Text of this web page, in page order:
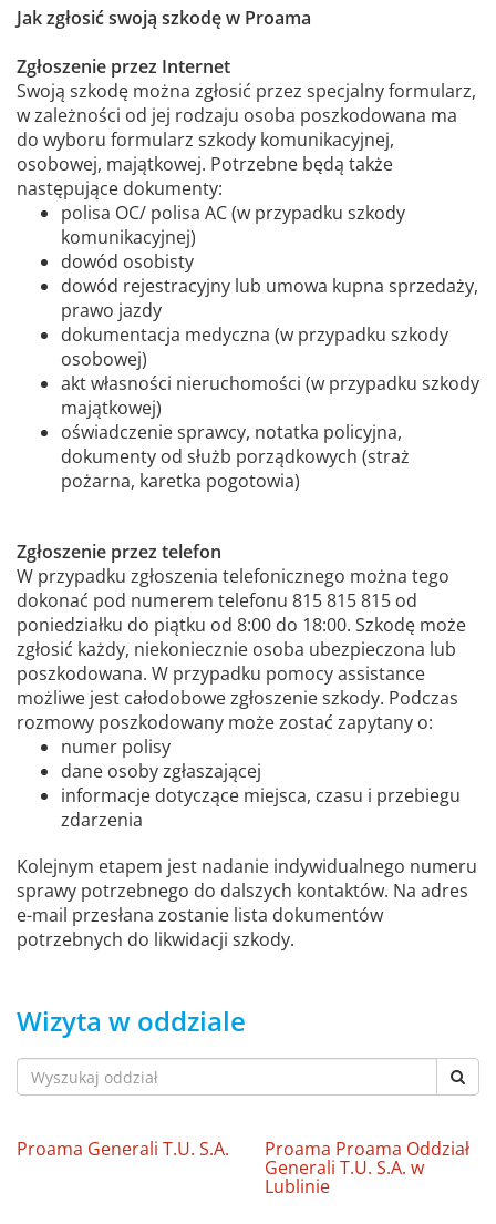
Jak zgłosić swoją szkodę w Proama
Zgłoszenie przez Internet
Swoją szkodę można zgłosić przez specjalny formularz,
w zależności od jej rodzaju osoba poszkodowana ma
do wyboru formularz szkody komunikacyjnej,
osobowej, majątkowej. Potrzebne będą także
następujące dokumenty:
polisa OC/ polisa AC (w przypadku szkody
komunikacyjnej)
dowód osobisty
dowód rejestracyjny lub umowa kupna sprzedaży,
prawo jazdy
dokumentacja medyczna (w przypadku szkody
osobowej)
akt własności nieruchomości (w przypadku szkody
majątkowej)
oświadczenie sprawcy, notatka policyjna,
dokumenty od służb porządkowych (straż
pożarna, karetka pogotowia)
Zgłoszenie przez telefon
W przypadku zgłoszenia telefonicznego można tego
dokonać pod numerem telefonu 815 815 815 od
poniedziałku do piątku od 8:00 do 18:00. Szkodę może
zgłosić każdy, niekoniecznie osoba ubezpieczona lub
poszkodowana. W przypadku pomocy assistance
możliwe jest całodobowe zgłoszenie szkody. Podczas
rozmowy poszkodowany może zostać zapytany o:
numer polisy
dane osoby zgłaszającej
informacje dotyczące miejsca, czasu i przebiegu
zdarzenia
Kolejnym etapem jest nadanie indywidualnego numeru
sprawy potrzebnego do dalszych kontaktów. Na adres
e-mail przesłana zostanie lista dokumentów
potrzebnych do likwidacji szkody.
Wizyta w oddziale
Proama Generali T.U. S.A. Proama Proama Oddział
Generali T.U. S.A. w
Lublinie